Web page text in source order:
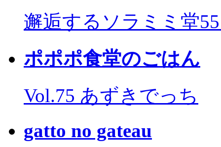
邂逅するソラミミ堂
ポポポ食堂のごはん
Vol.75 あずきでっち
gatto no gateau